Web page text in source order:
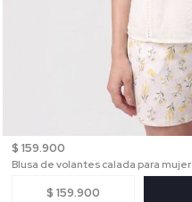
$ 159.900
Blusa de volantes calada para mujer
$ 159.900